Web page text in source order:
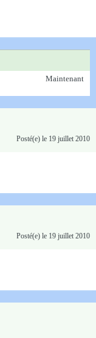
Maintenant
Posté(e) le 19 juillet 2010
Posté(e) le 19 juillet 2010